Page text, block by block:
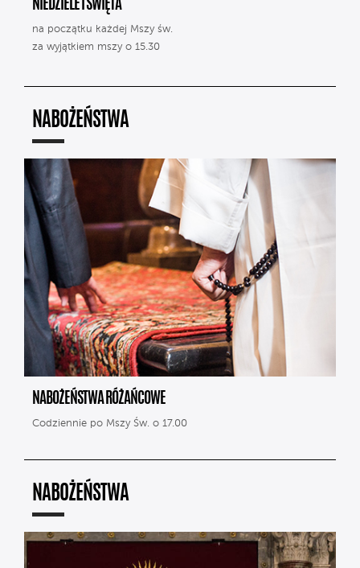
NIEDZIELE I ŚWIĘTA
na początku każdej Mszy św.
za wyjątkiem mszy o 15.30
NABOŻEŃSTWA
NABOŻEŃSTWA RÓŻAŃCOWE
Codziennie po Mszy Św. o 17.00
NABOŻEŃSTWA